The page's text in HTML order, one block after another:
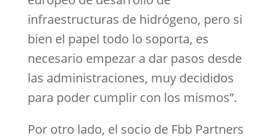
infraestructuras de hidrógeno, pero si
bien el papel todo lo soporta, es
necesario empezar a dar pasos desde
las administraciones, muy decididos
para poder cumplir con los mismos”.
Por otro lado, el socio de Fbb Partners